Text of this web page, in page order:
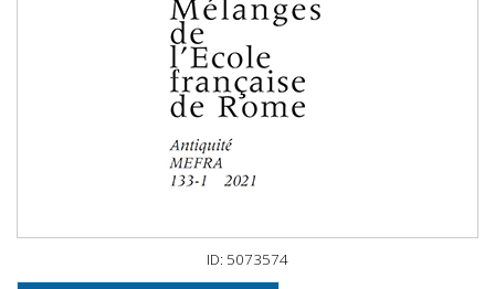
ID: 5073574